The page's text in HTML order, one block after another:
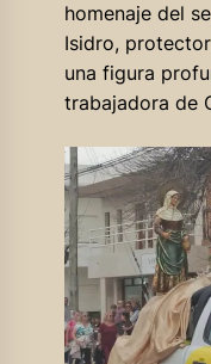
homenaje del
Isidro,
una figura
trabajadora de